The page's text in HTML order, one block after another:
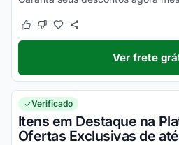
Este cupom funcionou
Este cupom não funcionou
Ver frete
Verificado
Itens em Destaque na
Ofertas Exclusivas de